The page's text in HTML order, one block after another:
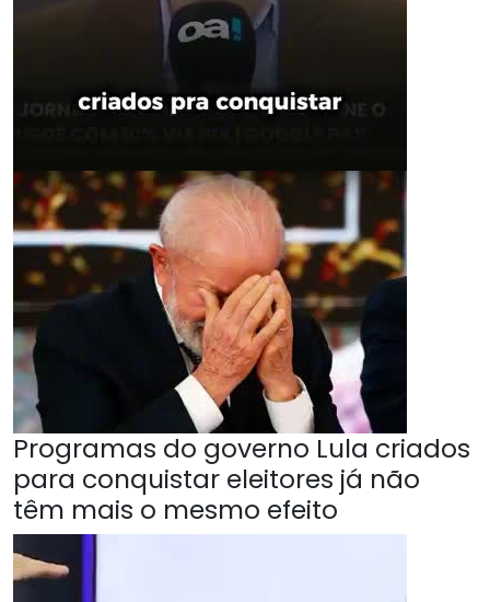
Programas do governo Lula criados
para conquistar eleitores já não
têm mais o mesmo efeito